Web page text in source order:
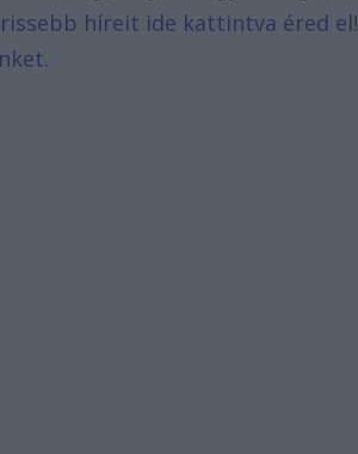
híreit ide kattintva éred el!